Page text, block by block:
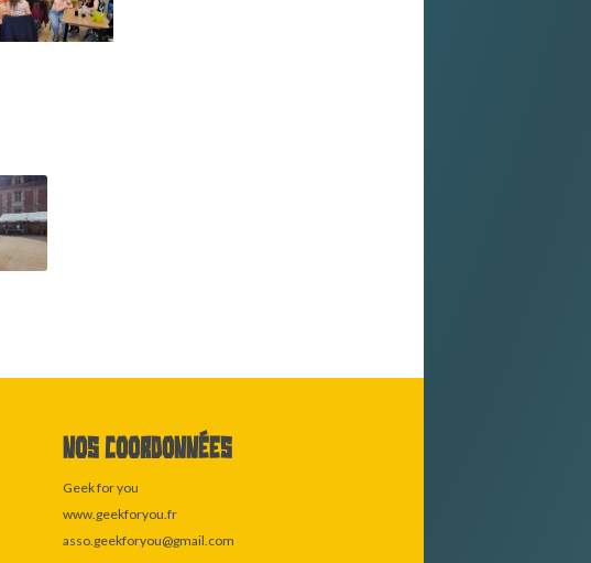
Nos coordonnées
Geek for you
www.geekforyou.fr
asso.geekforyou@gmail.com